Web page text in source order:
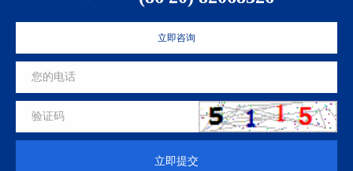
立即咨询
立即提交